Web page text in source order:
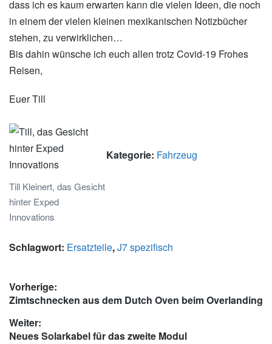
dass ich es kaum erwarten kann die vielen Ideen, die noch
in einem der vielen kleinen mexikanischen Notizbücher
stehen, zu verwirklichen…
Bis dahin wünsche ich euch allen trotz Covid-19 Frohes
Reisen,
Euer Till
Till Kleinert, das Gesicht
hinter Exped
Innovations
Kategorie: Fahrzeug
Schlagwort: Ersatzteile,J7 spezifisch
Beitragsnavigation
Vorherige:
Vorheriger
Zimtschnecken aus dem Dutch Oven beim Overlanding
Weiter:
Nächster
Neues Solarkabel für das zweite Modul